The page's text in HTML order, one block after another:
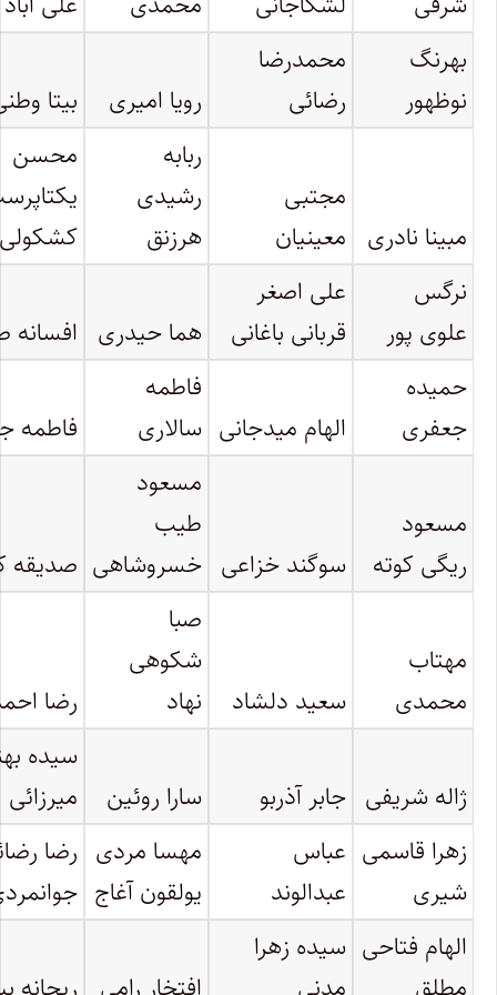
بهرنگ
نوظهور
محمدرضا
رضائی
رویا امیری بیتا
مبینا نادری
مجتبی
معینیان
ربابه
رشیدی
هرزنق
محسن
نرگس
علوی پور
علی اصغر
قربانی باغانی
هما حیدری افسانه
حمیده
جعفری
الهام میدجانی
فاطمه
سالاری
فاطمه
مسعود
ریگی کوته
سوگند خزاعی
مسعود
طیب
خسروشاهی صدیقه
مهتاب
محمدی
سعید دلشاد
صبا
شکوهی
نهاد
رضا
ژاله شریفی جابر آذربو سارا روئین
سیده
میرزائی
زهرا قاسمی
شیری
عباس
عبدالوند
مهسا مردی
یولقون آغاج
رضا
الهام فتاحی سیده زهرا